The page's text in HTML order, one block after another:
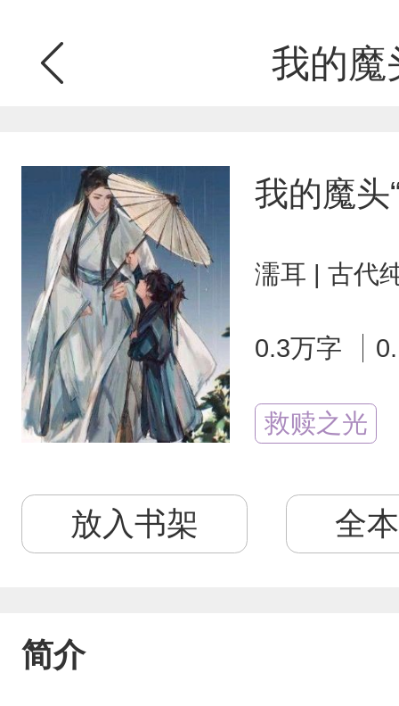
我的魔
我的魔头
濡耳 | 古代
0.3万字
救赎之光
放入书架 全
简介